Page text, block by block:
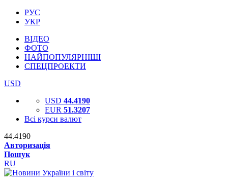
РУС
УКР
ВІДЕО
ФОТО
НАЙПОПУЛЯРНІШІ
СПЕЦПРОЕКТИ
USD
USD 44.4190
EUR 51.3207
Всі курси валют
44.4190
Авторизація
Пошук
RU